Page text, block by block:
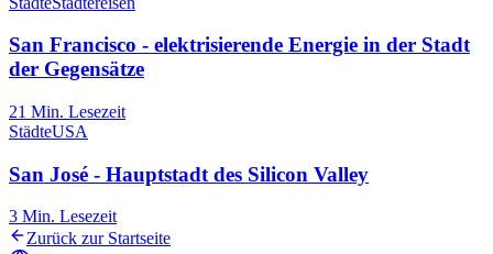
San Francisco - elektrisierende Energie in der Stadt
der Gegensätze
21 Min. Lesezeit
StädteUSA
San José - Hauptstadt des Silicon Valley
3 Min. Lesezeit
Zurück zur Startseite